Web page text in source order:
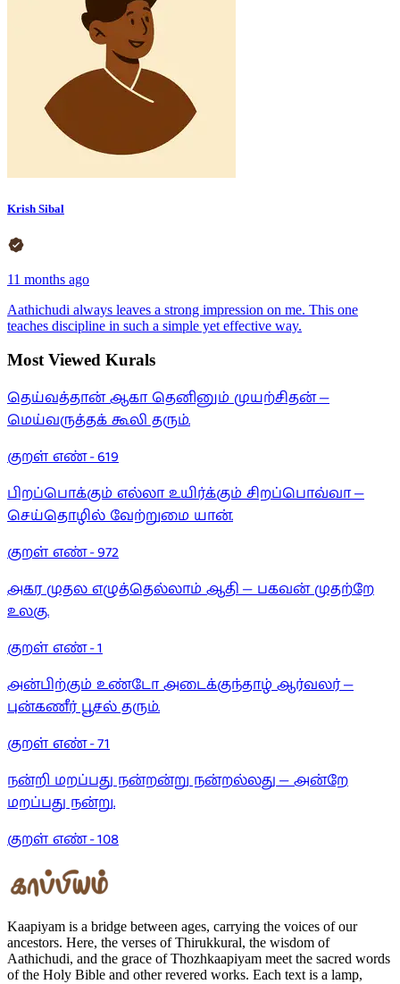
Krish Sibal
11 months ago
Aathichudi always leaves a strong impression on me. This one
teaches discipline in such a simple yet effective way.
Most Viewed Kurals
தெய்வத்தான் ஆகா தெனினும் முயற்சிதன் —
மெய்வருத்தக் கூலி தரும்.
குறள் எண் -619
பிறப்பொக்கும் எல்லா உயிர்க்கும் சிறப்பொவ்வா —
செய்தொழில் வேற்றுமை யான்.
குறள் எண் -972
அகர முதல எழுத்தெல்லாம் ஆதி — பகவன் முதற்றே
உலகு.
குறள் எண் -1
அன்பிற்கும் உண்டோ அடைக்குந்தாழ் ஆர்வலர் —
புன்கணீர் பூசல் தரும்.
குறள் எண் -71
நன்றி மறப்பது நன்றன்று நன்றல்லது — அன்றே
மறப்பது நன்று.
குறள் எண் -108
Kaapiyam is a bridge between ages, carrying the voices of our
ancestors. Here, the verses of Thirukkural, the wisdom of
Aathichudi, and the grace of Thozhkaapiyam meet the sacred words
of the Holy Bible and other revered works. Each text is a lamp,